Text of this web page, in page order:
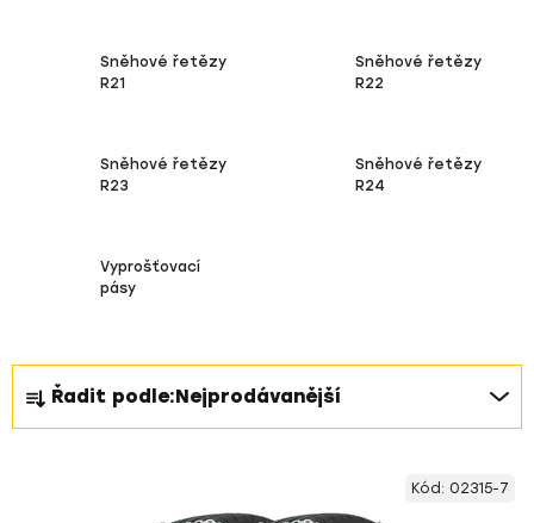
Sněhové řetězy
R21
Sněhové řetězy
R22
Sněhové řetězy
R23
Sněhové řetězy
R24
Vyprošťovací
pásy
Ř
a
z
Řadit podle:Nejprodávanější
Kód: 02315-7